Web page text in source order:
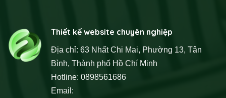
Thiết kế website chuyên nghiệp
Địa chỉ: 63 Nhất Chi Mai, Phường 13, Tân
Bình, Thành phố Hồ Chí Minh
Hotline: 0898561686
Email: